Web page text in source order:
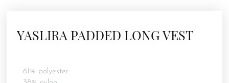
YASLIRA PADDED LONG VEST
61% polyester